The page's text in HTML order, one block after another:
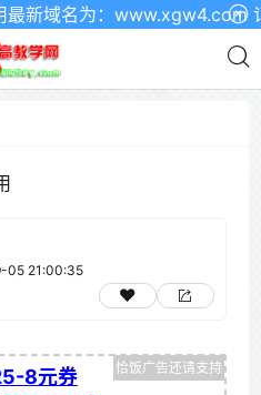
新域名为：www.xgw4.com 记
05 21:00:35
8元券